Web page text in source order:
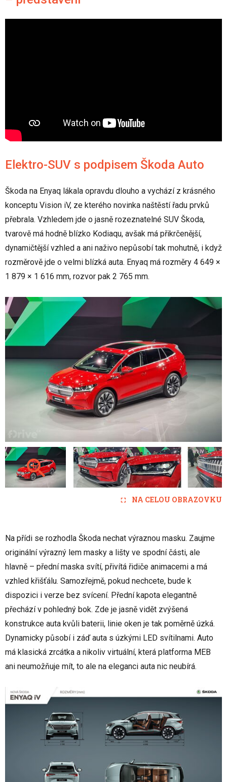
Elektro-SUV s podpisem Škoda Auto
Škoda na Enyaq lákala opravdu dlouho a vychází z krásného
konceptu Vision iV, ze kterého novinka naštěstí řadu prvků
přebrala. Vzhledem jde o jasně rozeznatelné SUV Škoda,
tvarově má hodně blízko Kodiaqu, avšak má přikrčenější,
dynamičtější vzhled a ani naživo nepůsobí tak mohutně, i když
rozměrově jde o velmi blízká auta. Enyaq má rozměry 4 649 ×
1 879 × 1 616 mm, rozvor pak 2 765 mm.
NA CELOU OBRAZOVKU
Na přídi se rozhodla Škoda nechat výraznou masku. Zaujme
originální výrazný lem masky a lišty ve spodní části, ale
hlavně – přední maska svítí, přivítá řidiče animacemi a má
vzhled křišťálu. Samozřejmě, pokud nechcete, bude k
dispozici i verze bez svícení. Přední kapota elegantně
přechází v pohledný bok. Zde je jasně vidět zvýšená
konstrukce auta kvůli baterii, linie oken je tak poměrně úzká.
Dynamicky působí i záď auta s úzkými LED svítilnami. Auto
má klasická zrcátka a nikoliv virtuální, která platforma MEB
ani neumožňuje mít, to ale na eleganci auta nic neubírá.